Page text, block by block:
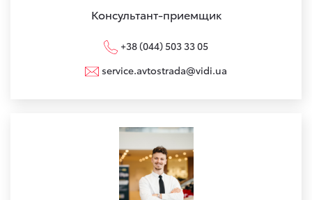
Консультант-приемщик
+38 (044) 503 33 05
service.avtostrada@vidi.ua